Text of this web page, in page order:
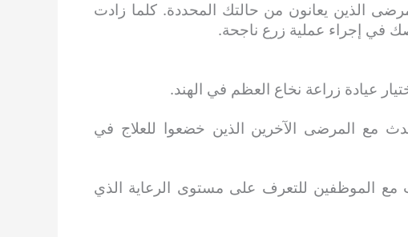
الذين يعانون من حالتك المحددة. كلما زادت
في إجراء عملية زرع ناجحة.
عيادة زراعة نخاع العظم في الهند.
مع المرضى الآخرين الذين خضعوا للعلاج في
مع الموظفين للتعرف على مستوى الرعاية الذي